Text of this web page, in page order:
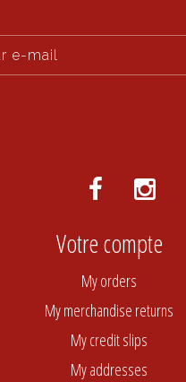
Votre compte
My orders
My merchandise returns
My credit slips
My addresses